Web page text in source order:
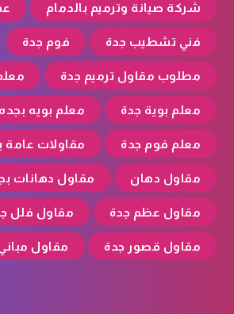
شركة صيانة وترميم بالدمام
فني تشطيب جدة فوم جدة
مطلوب مقاول ترميم جدة
معلم بوية جدة معلم بويه بجده
معلم فوم جدة مقاولات عامة
مقاول دهان مقاول دهانات
مقاول عظم جدة مقاول فلل
مقاول قصور جدة مقاول